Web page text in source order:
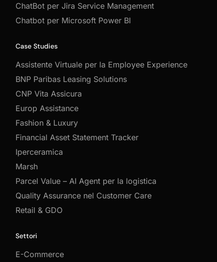
ChatBot per Jira Service Management
Chatbot per Microsoft Power BI
Case Studies
Assistente Virtuale per la Employee Experience
BNP Paribas Leasing Solutions
CNP Vita Assicura
Europ Assistance
Fashion & Luxury
Financial Asset Statement Tracker
Iperceramica
Marsh
Parcel Value – AI Agent per la logistica
Quality Assurance nel Customer Care
Retail & GDO
Settori
E-Commerce